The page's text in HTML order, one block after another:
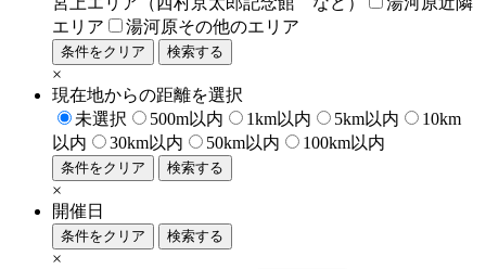
エリア
湯河原その他のエリア
条件をクリア 検索する
×
現在地からの距離を選択
未選択
500m以内 1km以内 5km以内
10km
以内
30km以内 50km以内 100km以内
条件をクリア 検索する
×
開催日
条件をクリア 検索する
×